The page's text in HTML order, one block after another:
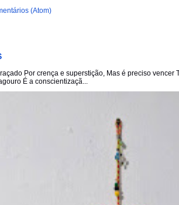
(Atom)
Por crença e superstição, Mas é preciso vencer
É a conscientizaçã...